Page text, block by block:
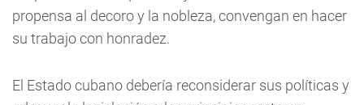
propensa al decoro y la nobleza, convengan en hacer
su trabajo con honradez.
El Estado cubano debería reconsiderar sus políticas y